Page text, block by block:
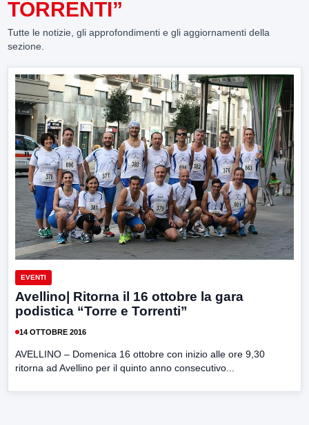
TORRENTI”
Tutte le notizie, gli approfondimenti e gli aggiornamenti della
sezione.
EVENTI
Avellino| Ritorna il 16 ottobre la gara
podistica “Torre e Torrenti”
14 OTTOBRE 2016
AVELLINO – Domenica 16 ottobre con inizio alle ore 9,30
ritorna ad Avellino per il quinto anno consecutivo...